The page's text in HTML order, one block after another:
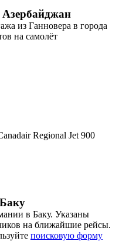
Азербайджан
из Ганновера в города
на самолёт
Regional Jet 900
в Баку. Указаны
на ближайшие рейсы.
поисковую форму